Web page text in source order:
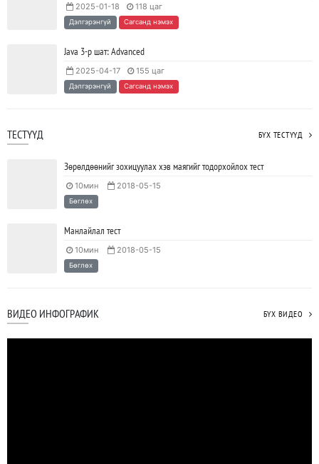
Ажил дээрээ сайн найзтай байх нь ажлын бүтээмж
нэмэгдүүлж, тогтвортой ажиллах суурь болдог
2023/04/25 SHARE
2025-01-18 118 цаг
Дэлгэрэнгүй Сагсанд нэмэх
Java 3-р шат: Advanced
2025-04-17 155 цаг
Дэлгэрэнгүй Сагсанд нэмэх
ТЕСТҮҮД БҮХ ТЕСТҮҮД
Зөрөлдөөнийг зохицуулах хэв маягийг тодорхойлох тест
10мин 2018-05-15
Бөглөх
Манлайлал тест
10мин 2018-05-15
Бөглөх
ВИДЕО ИНФОГРАФИК БҮХ ВИДЕО